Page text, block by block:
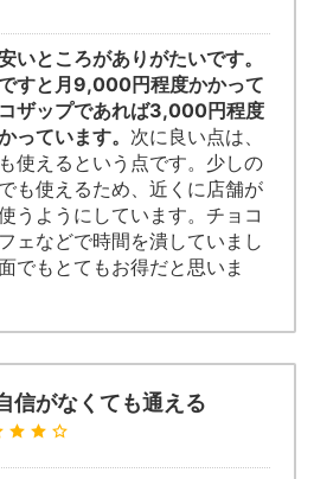
いところがありがたいです。
すと月9,000円程度かかって
ザップであれば3,000円程度
っています。 次に良い点は、
使えるという点です。少しの
も使えるため、近くに店舗が
うようにしています。チョコ
ェなどで時間を潰していまし
でもとてもお得だと思いま
信がなくても通える